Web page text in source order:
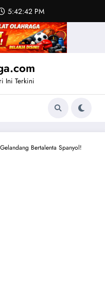
5:42:43 PM
Ini Terkini
Bertalenta Spanyol!